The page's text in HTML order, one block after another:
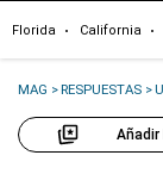
Florida California
MAG >RESPUESTAS >